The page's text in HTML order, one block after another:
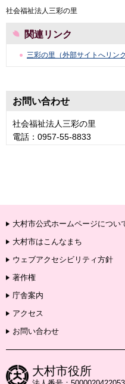
社会福祉法人三彩の里
関連リンク
三彩の里（外部サイトへリンク
お問い合わせ
社会福祉法人三彩の里
電話：0957-55-8833
大村市公式ホームページについ
大村市はこんなまち
ウェブアクセシビリティ方針
著作権
庁舎案内
アクセス
お問い合わせ
大村市役所